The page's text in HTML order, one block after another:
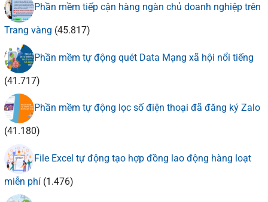
Phần mềm tiếp cận hàng ngàn chủ doanh nghiệp trên
Trang vàng (45.817)
Phần mềm tự động quét Data Mạng xã hội nổi tiếng
(41.717)
Phần mềm tự động lọc số điện thoại đã đăng ký Zalo
(41.180)
File Excel tự động tạo hợp đồng lao động hàng loạt
miễn phí (1.476)